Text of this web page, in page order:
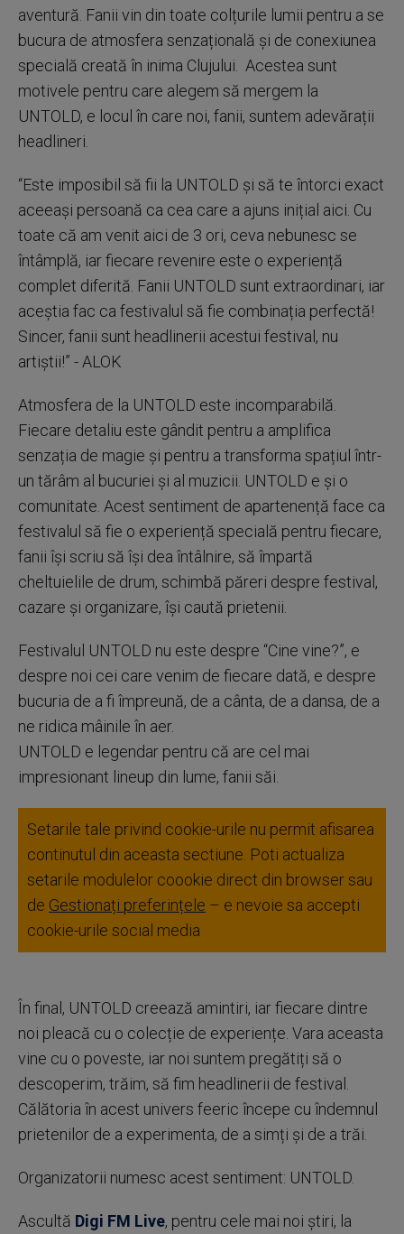
aventură. Fanii vin din toate colțurile lumii pentru a se
bucura de atmosfera senzațională și de conexiunea
specială creată în inima Clujului. Acestea sunt
motivele pentru care alegem să mergem la
UNTOLD, e locul în care noi, fanii, suntem adevărații
headlineri.
“Este imposibil să fii la UNTOLD și să te întorci exact
aceeași persoană ca cea care a ajuns inițial aici. Cu
toate că am venit aici de 3 ori, ceva nebunesc se
întâmplă, iar fiecare revenire este o experiență
complet diferită. Fanii UNTOLD sunt extraordinari, iar
aceștia fac ca festivalul să fie combinația perfectă!
Sincer, fanii sunt headlinerii acestui festival, nu
artiștii!” - ALOK
Atmosfera de la UNTOLD este incomparabilă.
Fiecare detaliu este gândit pentru a amplifica
senzația de magie și pentru a transforma spațiul într-
un tărâm al bucuriei și al muzicii. UNTOLD e și o
comunitate. Acest sentiment de apartenență face ca
festivalul să fie o experiență specială pentru fiecare,
fanii își scriu să își dea întâlnire, să împartă
cheltuielile de drum, schimbă păreri despre festival,
cazare și organizare, își caută prietenii.
Festivalul UNTOLD nu este despre “Cine vine?”, e
despre noi cei care venim de fiecare dată, e despre
bucuria de a fi împreună, de a cânta, de a dansa, de a
ne ridica mâinile în aer.
UNTOLD e legendar pentru că are cel mai
impresionant lineup din lume, fanii săi.
Setarile tale privind cookie-urile nu permit afisarea
continutul din aceasta sectiune. Poti actualiza
setarile modulelor coookie direct din browser sau
de Gestionați preferințele – e nevoie sa accepti
cookie-urile social media
În final, UNTOLD creează amintiri, iar fiecare dintre
noi pleacă cu o colecție de experiențe. Vara aceasta
vine cu o poveste, iar noi suntem pregătiți să o
descoperim, trăim, să fim headlinerii de festival.
Călătoria în acest univers feeric începe cu îndemnul
prietenilor de a experimenta, de a simți și de a trăi.
Organizatorii numesc acest sentiment: UNTOLD.
Ascultă Digi FM Live, pentru cele mai noi știri, la